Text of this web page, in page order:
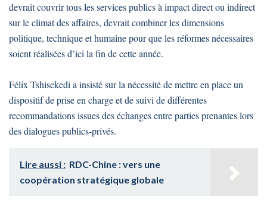
devrait couvrir tous les services publics à impact direct ou indirect
sur le climat des affaires, devrait combiner les dimensions
politique, technique et humaine pour que les réformes nécessaires
soient réalisées d’ici la fin de cette année.
Félix Tshisekedi a insisté sur la nécessité de mettre en place un
dispositif de prise en charge et de suivi de différentes
recommandations issues des échanges entre parties prenantes lors
des dialogues publics-privés.
Lire aussi : RDC-Chine : vers une
coopération stratégique globale